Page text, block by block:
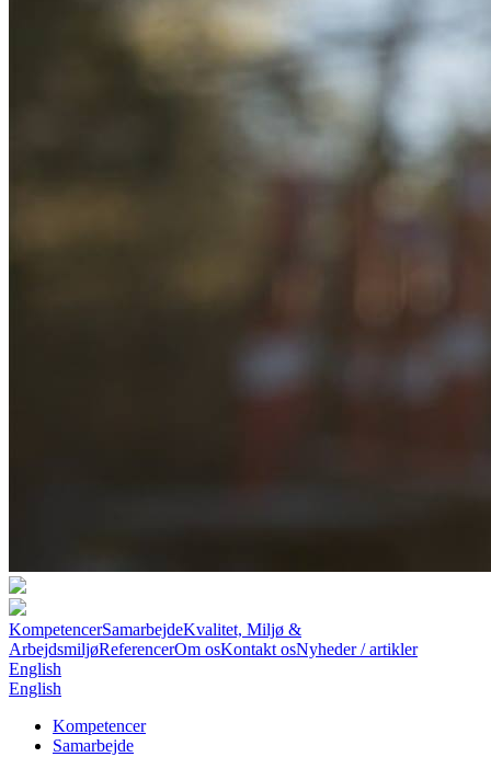
KompetencerSamarbejdeKvalitet, Miljø &
ArbejdsmiljøReferencerOm osKontakt osNyheder / artikler
English
English
Kompetencer
Samarbejde